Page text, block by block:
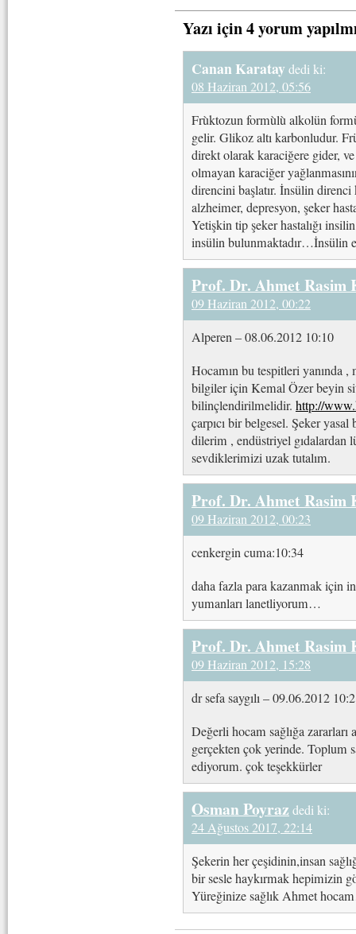
Yazı için 4 yorum
Canan Karatay dedi ki:
08 Haziran 2012, 05:56
Frùktozun formùlù alkolün
gelir. Glikoz altı karbonludur.
direkt olarak karaciğere gider,
olmayan karaciğer
direncini başlatır. İnsülin
alzheimer, depresyon, şeker
Yetişkin tip şeker hastalığı
insülin bulunmaktadır…İnsülin
Prof. Dr. Ahmet Rasim
09 Haziran 2012, 00:22
Alperen – 08.06.2012 10:10
Hocamın bu tespitleri yanında
bilgiler için Kemal Özer beyin
bilinçlendirilmelidir. http://
çarpıcı bir belgesel. Şeker
dilerim , endüstriyel gıdalardan
sevdiklerimizi uzak tutalım.
Prof. Dr. Ahmet Rasim
09 Haziran 2012, 00:23
cenkergin cuma:10:34
daha fazla para kazanmak için
yumanları lanetliyorum…
Prof. Dr. Ahmet Rasim
09 Haziran 2012, 15:28
dr sefa saygılı – 09.06.2012
Değerli hocam sağlığa zararları
gerçekten çok yerinde. Toplum
ediyorum. çok teşekkürler
Osman Poyraz dedi ki:
24 Ağustos 2017, 22:14
Şekerin her çeşidinin,insan
bir sesle haykırmak hepimizin
Yüreğinize sağlık Ahmet